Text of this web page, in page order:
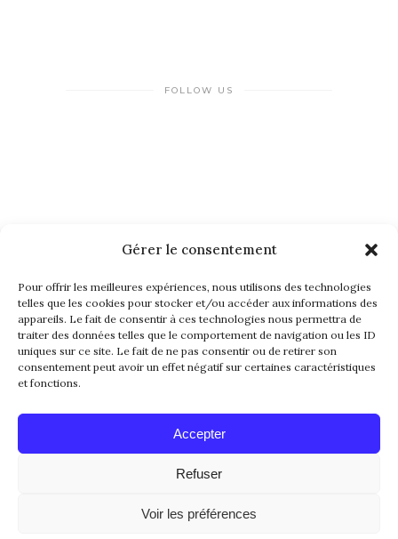
Gérer le consentement
Pour offrir les meilleures expériences, nous utilisons des technologies
telles que les cookies pour stocker et/ou accéder aux informations des
appareils. Le fait de consentir à ces technologies nous permettra de
traiter des données telles que le comportement de navigation ou les ID
uniques sur ce site. Le fait de ne pas consentir ou de retirer son
consentement peut avoir un effet négatif sur certaines caractéristiques
et fonctions.
Accepter
Refuser
Voir les préférences
FOLLOW US
© 2016-2026. All Rights Reserved. Made with